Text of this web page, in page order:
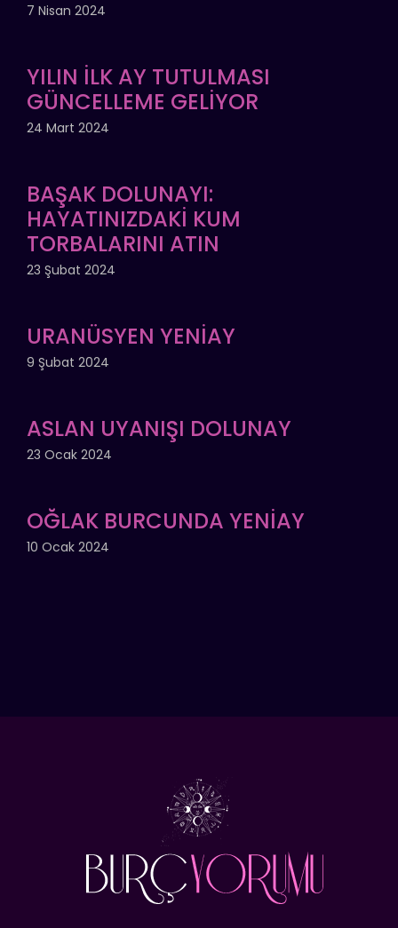
7 Nisan 2024
YILIN İLK AY TUTULMASI
GÜNCELLEME GELİYOR
24 Mart 2024
BAŞAK DOLUNAYI:
HAYATINIZDAKİ KUM
TORBALARINI ATIN
23 Şubat 2024
URANÜSYEN YENİAY
9 Şubat 2024
ASLAN UYANIŞI DOLUNAY
23 Ocak 2024
OĞLAK BURCUNDA YENİAY
10 Ocak 2024